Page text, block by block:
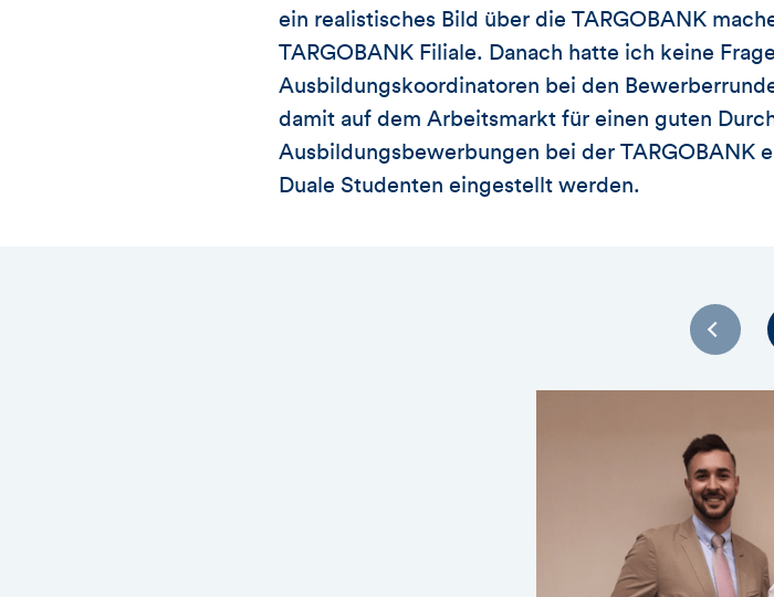
ein realistisches Bild über die TARGOBANK
TARGOBANK Filiale. Danach hatte ich keine
Ausbildungskoordinatoren bei den
damit auf dem Arbeitsmarkt für einen guten
Ausbildungsbewerbungen bei der TARGOBANK
Duale Studenten eingestellt werden.